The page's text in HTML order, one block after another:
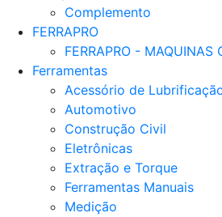
Complemento
FERRAPRO
FERRAPRO - MAQUINAS
Ferramentas
Acessório de
Automotivo
Construção Civil
Eletrônicas
Extração e Torque
Ferramentas Manuais
Medição